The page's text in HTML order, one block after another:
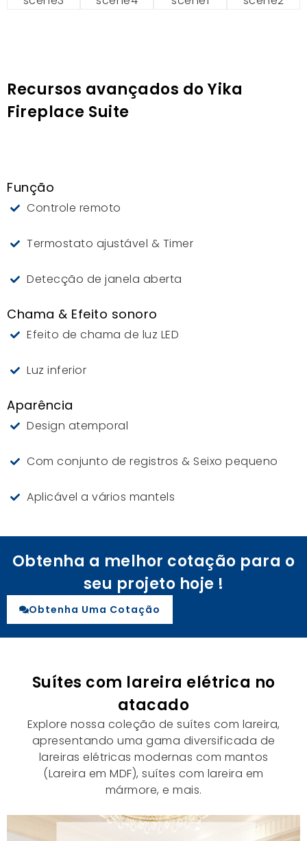
Recursos avançados do Yika
Fireplace Suite
Aparência
Design atemporal
Com conjunto de registros & Seixo pequeno
Aplicável a vários mantels
Chama & Efeito sonoro
Efeito de chama de luz LED
Luz inferior
Função
Controle remoto
Termostato ajustável & Timer
Detecção de janela aberta
Obtenha a melhor cotação para o
seu projeto hoje !
Obtenha Uma Cotação
Suítes com lareira elétrica no
atacado
Explore nossa coleção de suítes com lareira,
apresentando uma gama diversificada de
lareiras elétricas modernas com mantos
(Lareira em MDF), suítes com lareira em
mármore, e mais.